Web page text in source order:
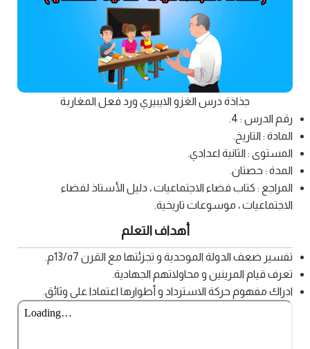
جذاذة درس الغزو الايبيري ورد فعل المغاربة
رقم الدرس : 4.
المادة : التاريخ.
المستوى : الثانية اعدادي.
المدة : حصتان.
المراجع : كتاب فضاء الاجتماعيات ، دليل الأستاذ لفضاء
الاجتماعيات ، موسوعات تاريخية.
أهداف التعلم
تفسير ضعف الدولة الموحدية و تجزئتها مع القرن 7ه/13م.
تعرف قيام المرينين و محاولاتهم الجهادية.
ادراك مفهوم حركة الاسترداد و أطوارها اعتمادا على وثائق.